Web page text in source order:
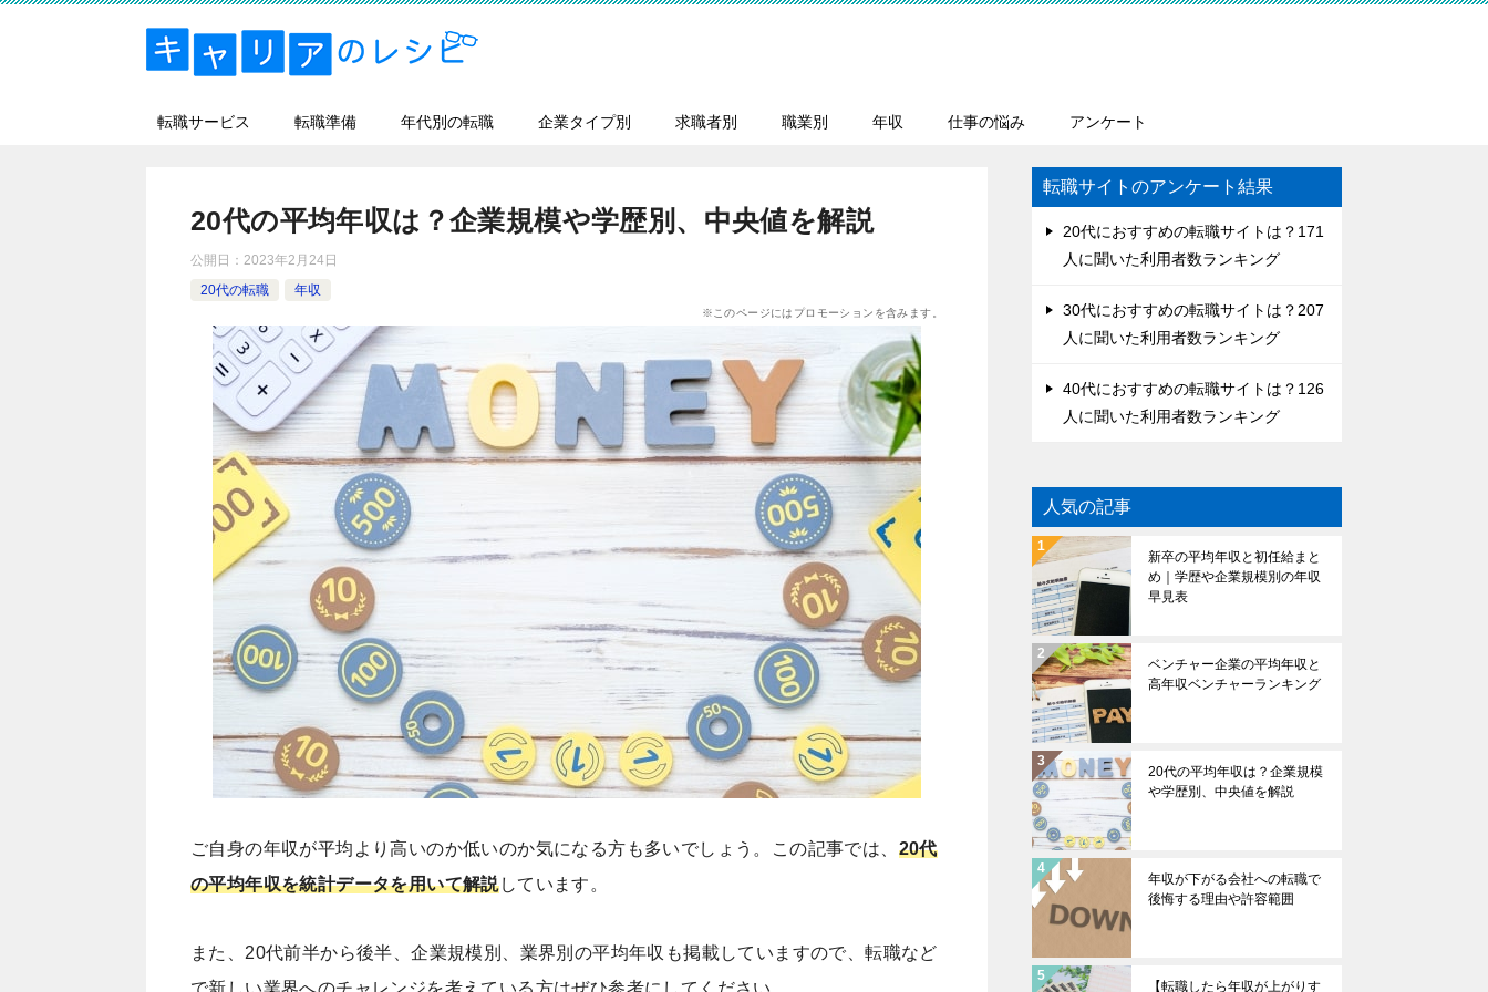
転職サービス 転職準備 年代別の転職 企業タイプ別 求職者別 職業別 年収 仕事の悩み アンケート
20代の平均年収は？企業規模や学歴別、中央値を解説
公開日： 2023年2月24日
20代の転職
年収
※このページにはプロモーションを含みます。
ご自身の年収が平均より高いのか低いのか気になる方も多いでしょう。この記事では、 20代
の平均年収を統計データを用いて解説しています。
また、20代前半から後半、企業規模別、業界別の平均年収も掲載していますので、転職など
で新しい業界へのチャレンジを考えている方はぜひ参考にしてください。
転職サイトのアンケート結果
20代におすすめの転職サイトは？171
人に聞いた利用者数ランキング
30代におすすめの転職サイトは？207
人に聞いた利用者数ランキング
40代におすすめの転職サイトは？126
人に聞いた利用者数ランキング
人気の記事
新卒の平均年収と初任給まと
め｜学歴や企業規模別の年収
早見表
ベンチャー企業の平均年収と
高年収ベンチャーランキング
20代の平均年収は？企業規模
や学歴別、中央値を解説
年収が下がる会社への転職で
後悔する理由や許容範囲
【転職したら年収が上がりす